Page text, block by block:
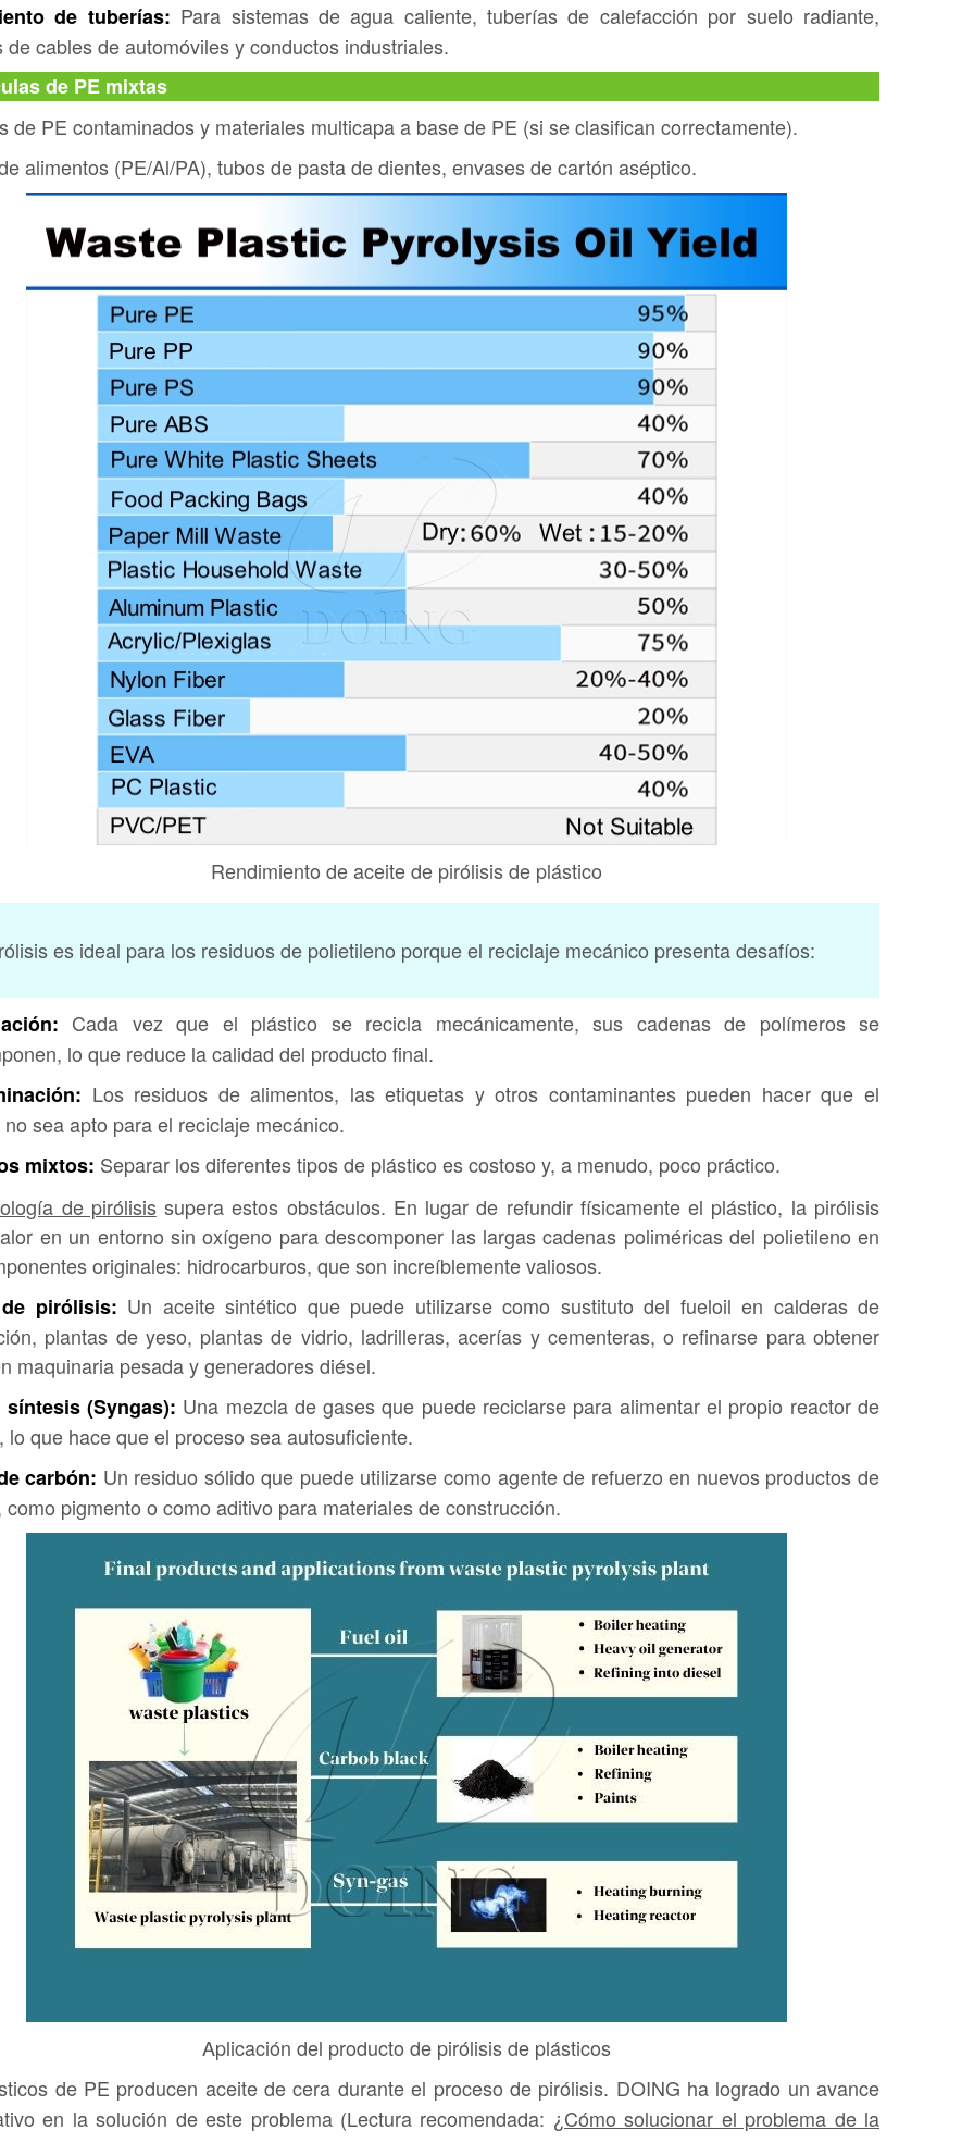
de tuberías: Para sistemas de agua caliente, tuberías de calefacción por suelo radiante,
de cables de automóviles y conductos industriales.
de PE mixtas
de PE contaminados y materiales multicapa a base de PE (si se clasifican correctamente).
alimentos (PE/Al/PA), tubos de pasta de dientes, envases de cartón aséptico.
Rendimiento de aceite de pirólisis de plástico
es ideal para los residuos de polietileno porque el reciclaje mecánico presenta desafíos:
Cada vez que el plástico se recicla mecánicamente, sus cadenas de polímeros se
lo que reduce la calidad del producto final.
Los residuos de alimentos, las etiquetas y otros contaminantes pueden hacer que el
sea apto para el reciclaje mecánico.
mixtos: Separar los diferentes tipos de plástico es costoso y, a menudo, poco práctico.
de pirólisissupera estos obstáculos. En lugar de refundir físicamente el plástico, la pirólisis
en un entorno sin oxígeno para descomponer las largas cadenas poliméricas del polietileno en
originales: hidrocarburos, que son increíblemente valiosos.
pirólisis: Un aceite sintético que puede utilizarse como sustituto del fueloil en calderas de
plantas de yeso, plantas de vidrio, ladrilleras, acerías y cementeras, o refinarse para obtener
maquinaria pesada y generadores diésel.
síntesis (Syngas): Una mezcla de gases que puede reciclarse para alimentar el propio reactor de
lo que hace que el proceso sea autosuficiente.
carbón: Un residuo sólido que puede utilizarse como agente de refuerzo en nuevos productos de
como pigmento o como aditivo para materiales de construcción.
Aplicación del producto de pirólisis de plásticos
de PE producen aceite de cera durante el proceso de pirólisis. DOING ha logrado un avance
en la solución de este problema (Lectura recomendada: ¿Cómo solucionar el problema de la